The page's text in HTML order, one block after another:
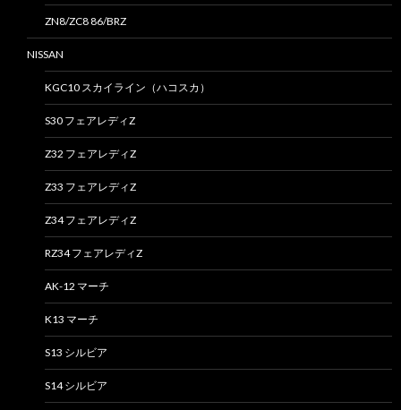
ZN8/ZC8 86/BRZ
NISSAN
KGC10 スカイライン（ハコスカ）
S30 フェアレディZ
Z32 フェアレディZ
Z33 フェアレディZ
Z34 フェアレディZ
RZ34 フェアレディZ
AK-12 マーチ
K13 マーチ
S13 シルビア
S14 シルビア